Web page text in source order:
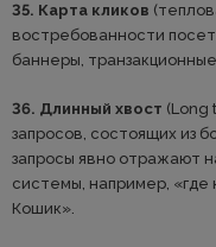
35. Карта кликов
востребованности
баннеры,
36. Длинный хвост (Long
запросов, состоящих из
запросы явно отражают
системы, например, «где
Кошик».